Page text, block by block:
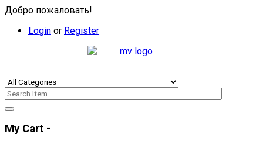
Добро пожаловать!
Login or Register
My Cart -